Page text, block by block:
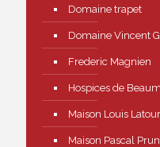
Domaine trapet
Domaine Vincent
Frederic Magnien
Hospices de
Maison Louis Latour
Maison Pascal